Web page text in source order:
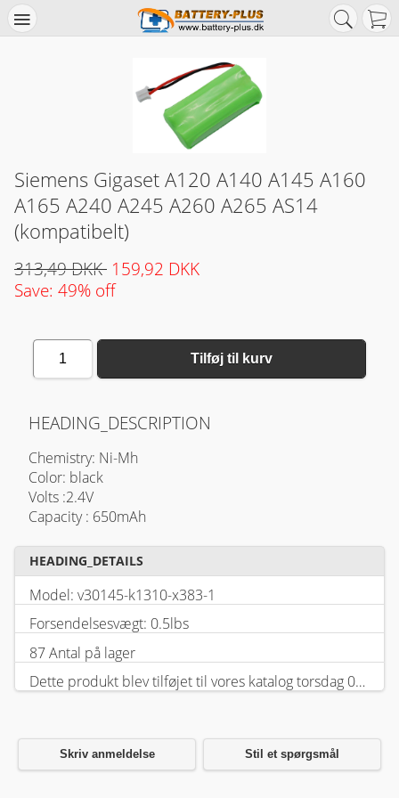
Siemens Gigaset A120 A140 A145 A160
A165 A240 A245 A260 A265 AS14
(kompatibelt)
313,49 DKK 159,92 DKK
Save: 49% off
1 Tilføj til kurv
HEADING_DESCRIPTION
Chemistry: Ni-Mh
Color: black
Volts :2.4V
Capacity : 650mAh
HEADING_DETAILS
Model: v30145-k1310-x383-1
Forsendelsesvægt: 0.5lbs
87 Antal på lager
Dette produkt blev tilføjet til vores katalog torsdag 05 februar, 2026.
Skriv anmeldelse Stil et spørgsmål